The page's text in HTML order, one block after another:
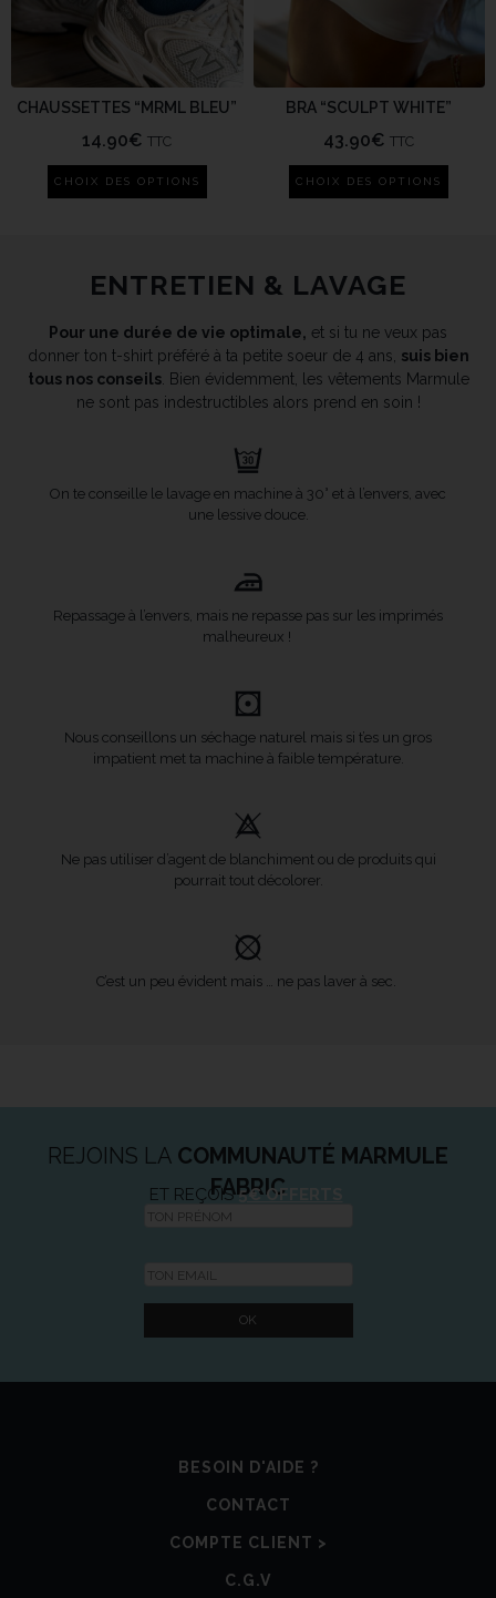
CHAUSSETTES “MRML BLEU”
14.90€ TTC
CHOIX DES OPTIONS
BRA “SCULPT WHITE”
43.90€ TTC
CHOIX DES OPTIONS
ENTRETIEN & LAVAGE
Pour une durée de vie optimale, et si tu ne veux pas
donner ton t-shirt préféré à ta petite soeur de 4 ans, suis bien
tous nos conseils. Bien évidemment, les vêtements Marmule
ne sont pas indestructibles alors prend en soin !
On te conseille le lavage en machine à 30° et à l’envers, avec
une lessive douce.
Repassage à l’envers, mais ne repasse pas sur les imprimés
malheureux !
Nous conseillons un séchage naturel mais si t’es un gros
impatient met ta machine à faible température.
Ne pas utiliser d’agent de blanchiment ou de produits qui
pourrait tout décolorer.
C’est un peu évident mais … ne pas laver à sec.
REJOINS LA COMMUNAUTÉ MARMULE
FABRIC
ET REÇOIS5€ OFFERTS
BESOIN D'AIDE ?
CONTACT
COMPTE CLIENT >
C.G.V